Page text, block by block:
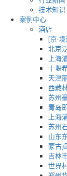
技术知识
案例中心
酒店
[京·
北京
上海
十堰
天津
西藏
苏州
青岛
上海
苏州
山东
蒙古
吉林
世界